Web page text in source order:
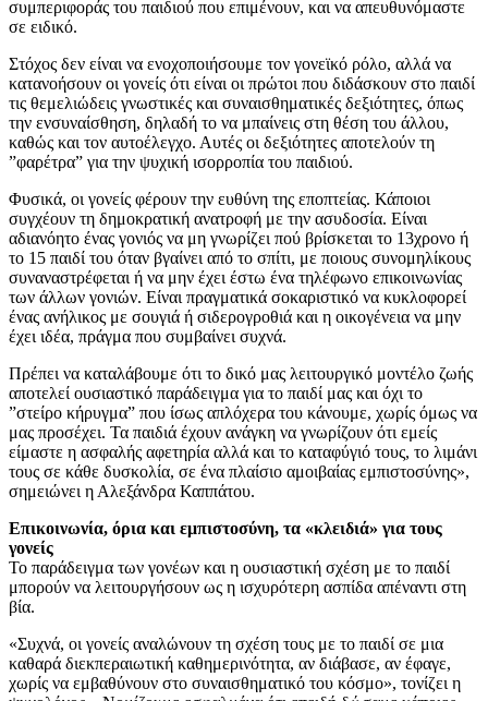
συμπεριφοράς του παιδιού που επιμένουν, και να απευθυνόμαστε
σε ειδικό.
Στόχος δεν είναι να ενοχοποιήσουμε τον γονεϊκό ρόλο, αλλά να
κατανοήσουν οι γονείς ότι είναι οι πρώτοι που διδάσκουν στο παιδί
τις θεμελιώδεις γνωστικές και συναισθηματικές δεξιότητες, όπως
την ενσυναίσθηση, δηλαδή το να μπαίνεις στη θέση του άλλου,
καθώς και τον αυτοέλεγχο. Αυτές οι δεξιότητες αποτελούν τη
”φαρέτρα” για την ψυχική ισορροπία του παιδιού.
Φυσικά, οι γονείς φέρουν την ευθύνη της εποπτείας. Κάποιοι
συγχέουν τη δημοκρατική ανατροφή με την ασυδοσία. Είναι
αδιανόητο ένας γονιός να μη γνωρίζει πού βρίσκεται το 13χρονο ή
το 15 παιδί του όταν βγαίνει από το σπίτι, με ποιους συνομηλίκους
συναναστρέφεται ή να μην έχει έστω ένα τηλέφωνο επικοινωνίας
των άλλων γονιών. Είναι πραγματικά σοκαριστικό να κυκλοφορεί
ένας ανήλικος με σουγιά ή σιδερογροθιά και η οικογένεια να μην
έχει ιδέα, πράγμα που συμβαίνει συχνά.
Πρέπει να καταλάβουμε ότι το δικό μας λειτουργικό μοντέλο ζωής
αποτελεί ουσιαστικό παράδειγμα για το παιδί μας και όχι το
”στείρο κήρυγμα” που ίσως απλόχερα του κάνουμε, χωρίς όμως να
μας προσέχει. Τα παιδιά έχουν ανάγκη να γνωρίζουν ότι εμείς
είμαστε η ασφαλής αφετηρία αλλά και το καταφύγιό τους, το λιμάνι
τους σε κάθε δυσκολία, σε ένα πλαίσιο αμοιβαίας εμπιστοσύνης»,
σημειώνει η Αλεξάνδρα Καππάτου.
Επικοινωνία, όρια και εμπιστοσύνη, τα «κλειδιά» για τους
γονείς
Το παράδειγμα των γονέων και η ουσιαστική σχέση με το παιδί
μπορούν να λειτουργήσουν ως η ισχυρότερη ασπίδα απέναντι στη
βία.
«Συχνά, οι γονείς αναλώνουν τη σχέση τους με το παιδί σε μια
καθαρά διεκπεραιωτική καθημερινότητα, αν διάβασε, αν έφαγε,
χωρίς να εμβαθύνουν στο συναισθηματικό του κόσμο», τονίζει η